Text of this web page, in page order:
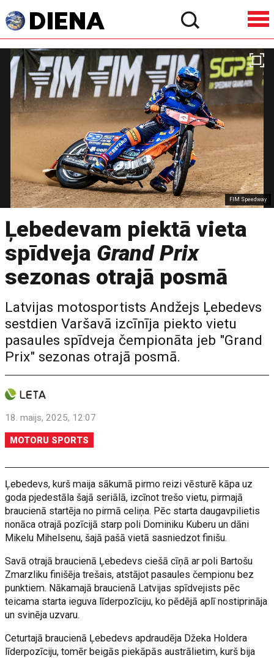
FIM Speedway
Ļebedevam piektā vieta
spīdveja Grand Prix
sezonas otrajā posmā
Latvijas motosportists Andžejs Ļebedevs
sestdien Varšavā izcīnīja piekto vietu
pasaules spīdveja čempionāta jeb "Grand
Prix" sezonas otrajā posmā.
18. maijs, 2025, 12:07
MOTORU SPORTS
Ļebedevs, kurš maija sākumā pirmo reizi vēsturē kāpa uz
goda pjedestāla šajā seriālā, izcīnot trešo vietu, pirmajā
braucienā startēja no pirmā celiņa. Pēc starta daugavpilietis
nonāca otrajā pozīcijā starp poli Dominiku Kuberu un dāni
Mikelu Mihelsenu, šajā pašā vietā sasniedzot finišu.
Savā otrajā braucienā Ļebedevs ciešā cīņā ar poli Bartošu
Zmarzliku finišēja trešais, atstājot pasaules čempionu bez
punktiem. Nākamajā braucienā Latvijas spīdvejists pēc
teicama starta ieguva līderpozīciju, ko pēdējā aplī nostiprināja
un svinēja uzvaru.
Ceturtajā braucienā Ļebedevs apdraudēja Džeka Holdera
līderpozīciju, tomēr beigās piekāpās austrālietim, kurš bija